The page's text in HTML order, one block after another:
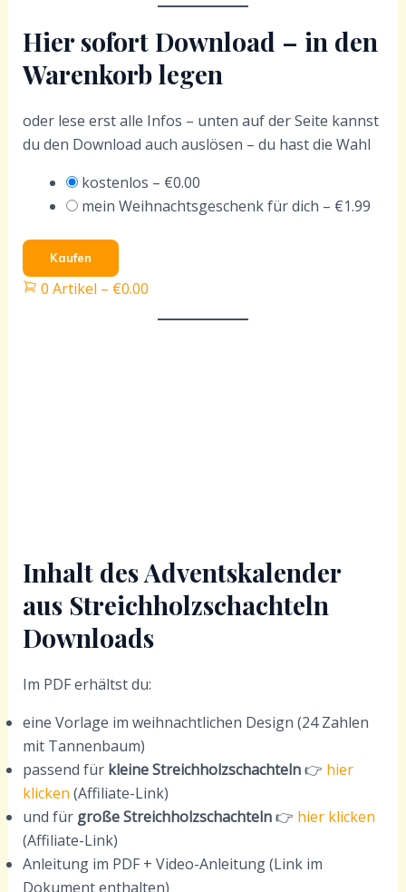
Hier sofort Download – in den
Warenkorb legen
oder lese erst alle Infos – unten auf der Seite kannst
du den Download auch auslösen – du hast die Wahl
kostenlos – €0.00
mein Weihnachtsgeschenk für dich – €1.99
Kaufen
0 Artikel – €0.00
Inhalt des Adventskalender
aus Streichholzschachteln
Downloads
Im PDF erhältst du:
eine Vorlage im weihnachtlichen Design (24 Zahlen
mit Tannenbaum)
passend für kleine Streichholzschachteln👉 hier
klicken (Affiliate-Link)
und für große Streichholzschachteln👉 hier klicken
(Affiliate-Link)
Anleitung im PDF + Video-Anleitung (Link im
Dokument enthalten)